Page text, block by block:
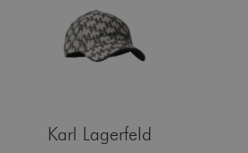
Karl Lagerfeld